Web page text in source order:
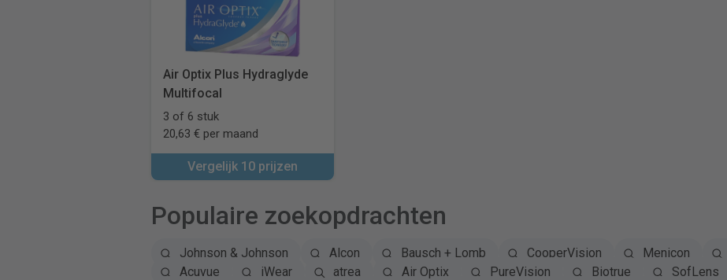
Air Optix Plus Hydraglyde
Multifocal
3 of 6 stuk
20,63 € per maand
Vergelijk 10 prijzen
Populaire zoekopdrachten
Johnson & Johnson Alcon Bausch + Lomb CooperVision Menicon
Acuvue
iWear atrea Air Optix PureVision Biotrue SofLens